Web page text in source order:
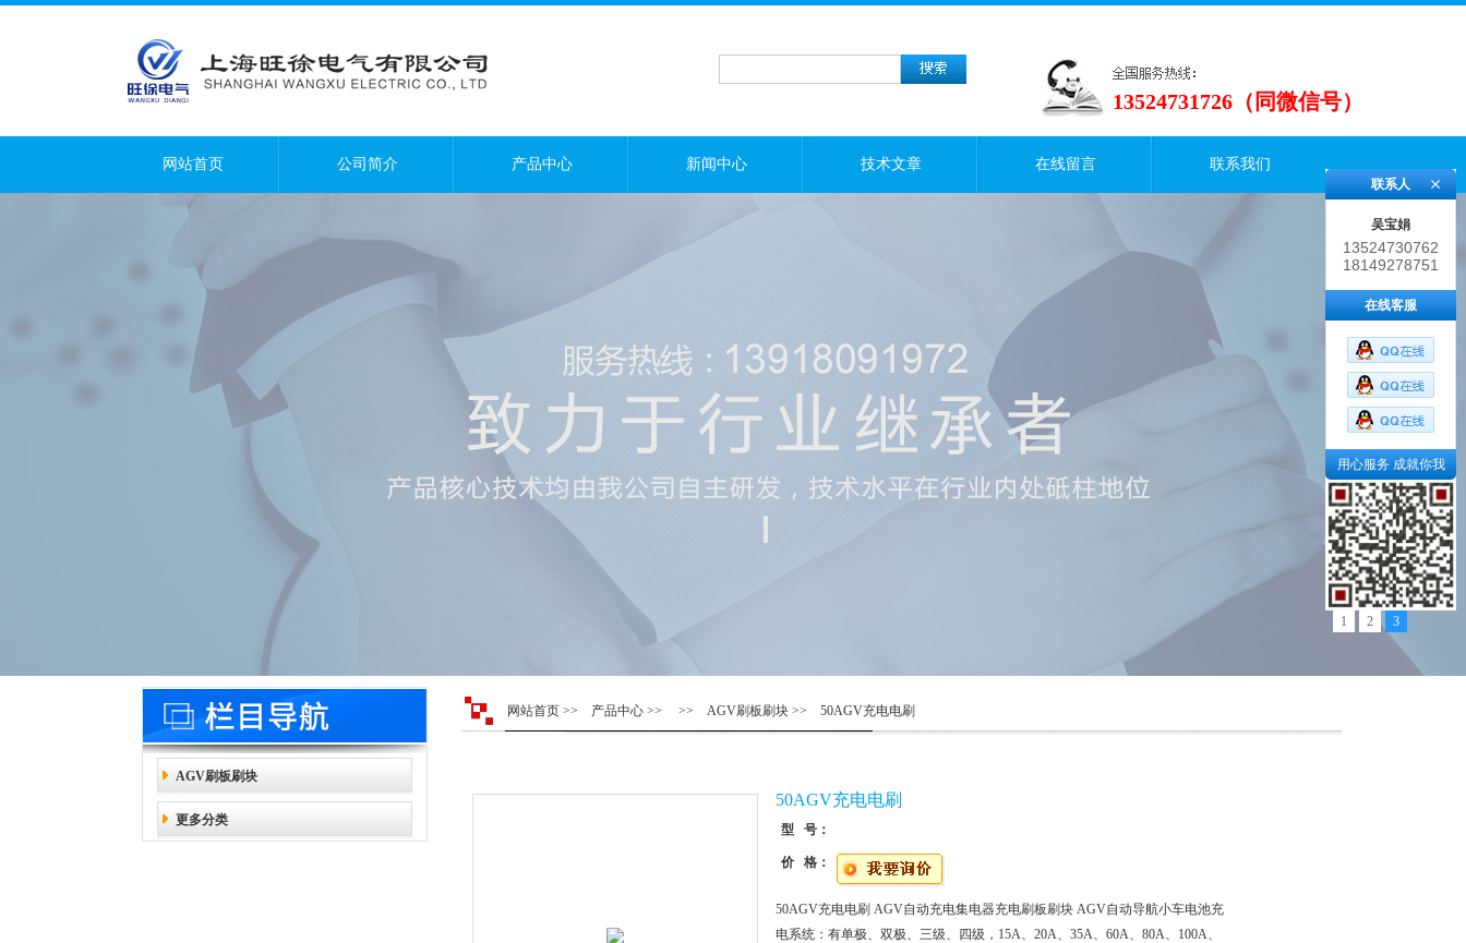
13524731726（同微信号）
网站首页 公司简介 产品中心 新闻中心 技术文章 在线留言 联系我们
1 2 3
AGV刷板刷块
更多分类
网站首页 >> 产品中心 >> >> AGV刷板刷块 >> 50AGV充电电刷
50AGV充电电刷
型 号：
价 格：
50AGV充电电刷 AGV自动充电集电器充电刷板刷块 AGV自动导航小车电池充
电系统：有单极、双极、三级、四级，15A、20A、35A、60A、80A、100A、
联系人
吴宝娟
13524730762
18149278751
在线客服
用心服务 成就你我